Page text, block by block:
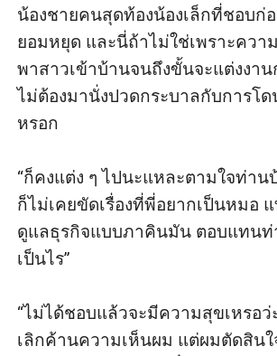
น้องชายคนสุดท้องน้องเล็กที่ชอบก่อ
ยอมหยุด และนี่ถ้าไม่ใช่เพราะควา
พาสาวเข้าบ้านจนถึงขั้นจะแต่งงาน
ไม่ต้องมานั่งปวดกระบาลกับการโ
หรอก
“ก็คงแต่ง ๆ ไปนะแหละตามใจท่าน
ก็ไม่เคยขัดเรื่องที่พี่อยากเป็นหมอ
ดูแลธุรกิจแบบภาคินมัน ตอบแทนท่
เป็นไร”
“ไม่ได้ชอบแล้วจะมีความสุขเหรอว่
เลิกค้านความเห็นผม แต่ผมตัดสิน